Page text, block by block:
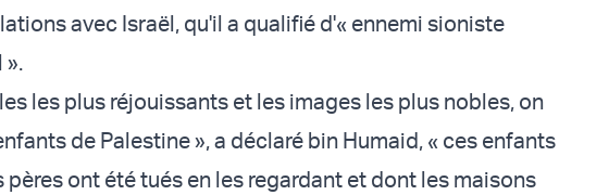
avec Israël, qu'il a qualifié d'« ennemi sioniste
les plus réjouissants et les images les plus nobles, on
de Palestine », a déclaré bin Humaid, « ces enfants
ont été tués en les regardant et dont les maisons